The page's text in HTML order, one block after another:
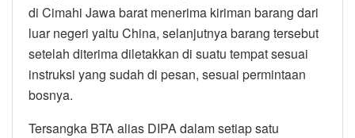
di Cimahi Jawa barat menerima kiriman barang dari
luar negeri yaitu China, selanjutnya barang tersebut
setelah diterima diletakkan di suatu tempat sesuai
instruksi yang sudah di pesan, sesuai permintaan
bosnya.
Tersangka BTA alias DIPA dalam setiap satu